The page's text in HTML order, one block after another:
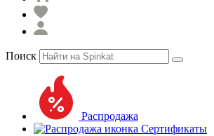
Поиск
Распродажа
Сертификаты